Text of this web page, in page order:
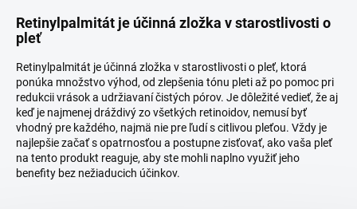
Retinylpalmitát je účinná zložka v starostlivosti o
pleť
Retinylpalmitát je účinná zložka v starostlivosti o pleť, ktorá
ponúka množstvo výhod, od zlepšenia tónu pleti až po pomoc pri
redukcii vrások a udržiavaní čistých pórov. Je dôležité vedieť, že aj
keď je najmenej dráždivý zo všetkých retinoidov, nemusí byť
vhodný pre každého, najmä nie pre ľudí s citlivou pleťou. Vždy je
najlepšie začať s opatrnosťou a postupne zisťovať, ako vaša pleť
na tento produkt reaguje, aby ste mohli naplno využiť jeho
benefity bez nežiaducich účinkov.